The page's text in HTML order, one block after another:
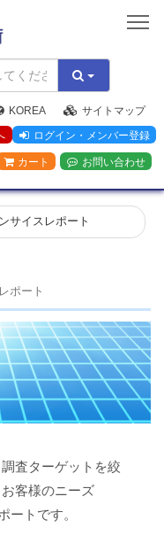
KOREA
サイトマップ
ログイン・メンバー登録
カート お問い合わせ
サイスレポート
ポート
査ターゲットを絞
客様のニーズ
ートです。